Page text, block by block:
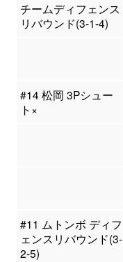
チームディフェンス
リバウンド(3-1-4)
#14 松岡 3Pシュー
ト×
#11 ムトンボ ディフ
ェンスリバウンド(3-
2-5)